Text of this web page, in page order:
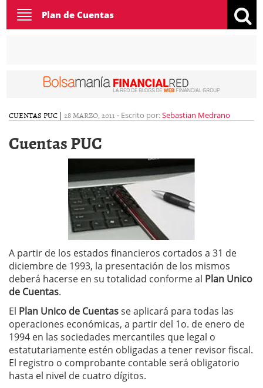
Toggle
navigation
Plan de Cuentas
CUENTAS PUC | 28 MARZO, 2011 - Escrito por:Sebastian Medrano
Cuentas PUC
A partir de los estados financieros cortados a 31 de
diciembre de 1993, la presentación de los mismos
deberá hacerse en su totalidad conforme al Plan Unico
de Cuentas.
El Plan Unico de Cuentasse aplicará para todas las
operaciones económicas, a partir del 1o. de enero de
1994 en las sociedades mercantiles que legal o
estatutariamente estén obligadas a tener revisor fiscal.
El registro o comprobante contable será obligatorio
hasta el nivel de cuatro dígitos.